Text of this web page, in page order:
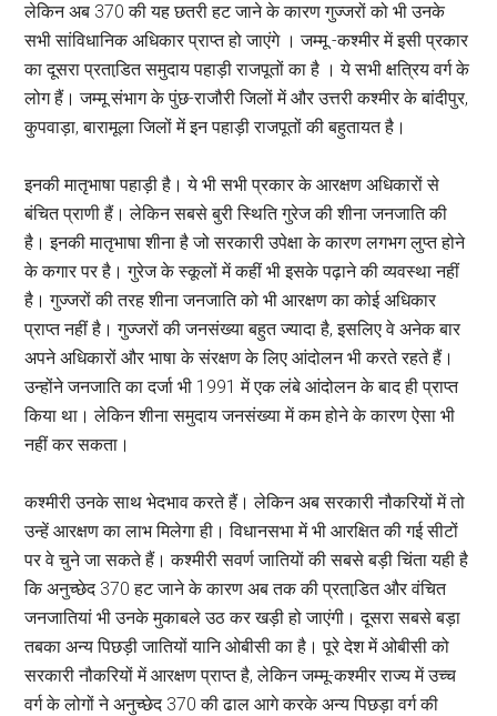
लेकिन अब 370 की यह छतरी हट जाने के कारण गुज्जरों को भी उनके
सभी सांविधानिक अधिकार प्राप्त हो जाएंगे । जम्मू -कश्मीर में इसी प्रकार
का दूसरा प्रताडि़त समुदाय पहाड़ी राजपूतों का है । ये सभी क्षत्रिय वर्ग के
लोग हैं। जम्मू संभाग के पुंछ-राजौरी जिलों में और उत्तरी कश्मीर के बांदीपुर,
कुपवाड़ा, बारामूला जिलों में इन पहाड़ी राजपूतों की बहुतायत है।
इनकी मातृभाषा पहाड़ी है। ये भी सभी प्रकार के आरक्षण अधिकारों से
बंचित प्राणी हैं। लेकिन सबसे बुरी स्थिति गुरेज की शीना जनजाति की
है। इनकी मातृभाषा शीना है जो सरकारी उपेक्षा के कारण लगभग लुप्त होने
के कगार पर है। गुरेज के स्कूलों में कहीं भी इसके पढ़ाने की व्यवस्था नहीं
है। गुज्जरों की तरह शीना जनजाति को भी आरक्षण का कोई अधिकार
प्राप्त नहीं है। गुज्जरों की जनसंख्या बहुत ज्यादा है, इसलिए वे अनेक बार
अपने अधिकारों और भाषा के संरक्षण के लिए आंदोलन भी करते रहते हैं।
उन्होंने जनजाति का दर्जा भी 1991 में एक लंबे आंदोलन के बाद ही प्राप्त
किया था। लेकिन शीना समुदाय जनसंख्या में कम होने के कारण ऐसा भी
नहीं कर सकता।
कश्मीरी उनके साथ भेदभाव करते हैं। लेकिन अब सरकारी नौकरियों में तो
उन्हें आरक्षण का लाभ मिलेगा ही। विधानसभा में भी आरक्षित की गई सीटों
पर वे चुने जा सकते हैं। कश्मीरी सवर्ण जातियों की सबसे बड़ी चिंता यही है
कि अनुच्छेद 370 हट जाने के कारण अब तक की प्रताडि़त और वंचित
जनजातियां भी उनके मुकाबले उठ कर खड़ी हो जाएंगी। दूसरा सबसे बड़ा
तबका अन्य पिछड़ी जातियों यानि ओबीसी का है। पूरे देश में ओबीसी को
सरकारी नौकरियों में आरक्षण प्राप्त है, लेकिन जम्मू-कश्मीर राज्य में उच्च
वर्ग के लोगों ने अनुच्छेद 370 की ढाल आगे करके अन्य पिछड़ा वर्ग की